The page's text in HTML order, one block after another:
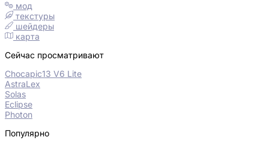
мод
текстуры
шейдеры
карта
Сейчас просматривают
Chocapic13 V6 Lite
AstraLex
Solas
Eclipse
Photon
Популярно